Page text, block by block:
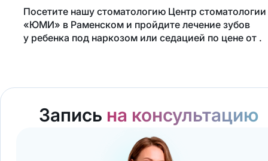
Посетите нашу стоматологию Центр стоматологии
«ЮМИ» в Раменском и пройдите лечение зубов
у ребенка под наркозом или седацией по цене от .
Запись на консультацию